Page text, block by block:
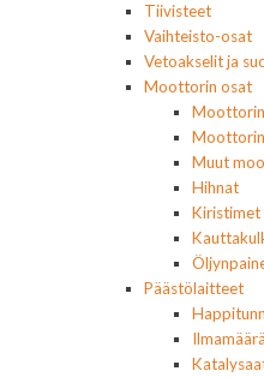
Tiivisteet
Vaihteisto-osat
Vetoakselit ja
Moottorin osat
Muut
Hihnat
Kiristimet
Päästölaitteet